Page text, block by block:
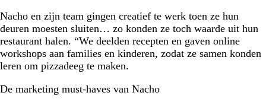
Nacho en zijn team gingen creatief te werk toen ze hun
deuren moesten sluiten… zo konden ze toch waarde uit hun
restaurant halen. “We deelden recepten en gaven online
workshops aan families en kinderen, zodat ze samen konden
leren om pizzadeeg te maken.
De marketing must-haves van Nacho